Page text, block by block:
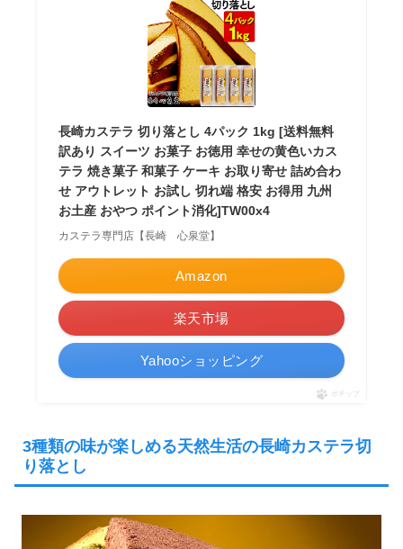
長崎カステラ 切り落とし 4パック 1kg [送料無料
訳あり スイーツ お菓子 お徳用 幸せの黄色いカス
テラ 焼き菓子 和菓子 ケーキ お取り寄せ 詰め合わ
せ アウトレット お試し 切れ端 格安 お得用 九州
お土産 おやつ ポイント消化]TW00x4
カステラ専門店【長崎 心泉堂】
Amazon
楽天市場
Yahooショッピング
ポチップ
3種類の味が楽しめる天然生活の長崎カステラ切
り落とし